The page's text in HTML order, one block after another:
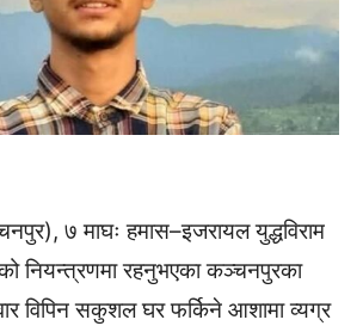
७ माघः हमास–इजरायल युद्धविराम
नियन्त्रणमा रहनुभएका कञ्चनपुरका
विपिन सकुशल घर फर्किने आशामा व्यग्र